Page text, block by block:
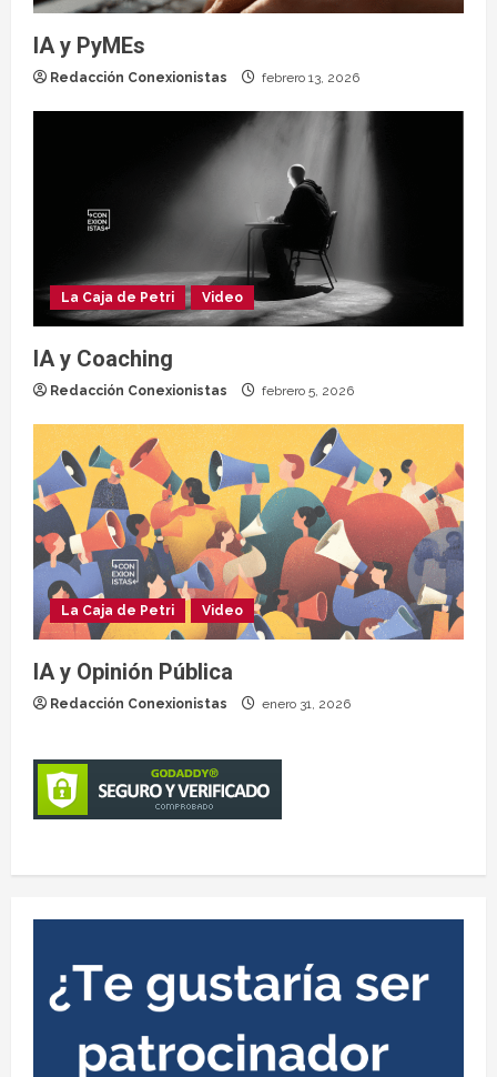
IA y PyMEs
Redacción Conexionistas febrero 13, 2026
La Caja de Petri Video
IA y Coaching
Redacción Conexionistas febrero 5, 2026
La Caja de Petri Video
IA y Opinión Pública
Redacción Conexionistas enero 31, 2026